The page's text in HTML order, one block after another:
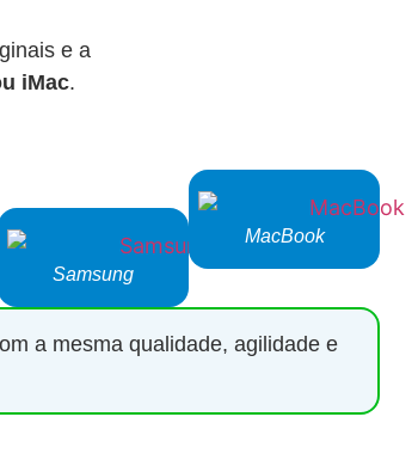
e a
iMac.
Samsung
MacBook
a mesma qualidade, agilidade e